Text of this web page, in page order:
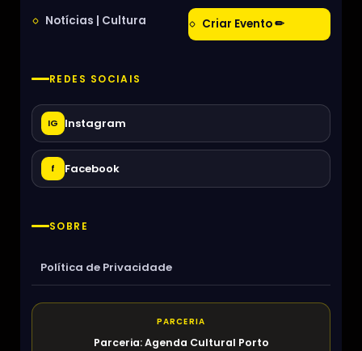
Notícias | Cultura Criar Evento ✏
REDES SOCIAIS
IG Instagram
f Facebook
SOBRE
Política de Privacidade
PARCERIA
Parceria: Agenda Cultural Porto